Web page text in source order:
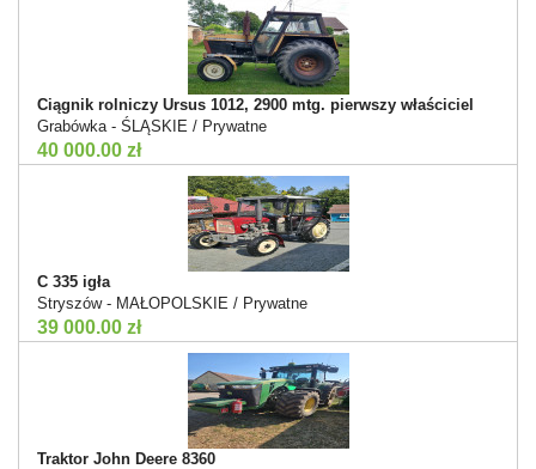
Ciągnik rolniczy Ursus 1012, 2900 mtg. pierwszy właściciel
Grabówka - ŚLĄSKIE / Prywatne
40 000.00 zł
C 335 igła
Stryszów - MAŁOPOLSKIE / Prywatne
39 000.00 zł
Traktor John Deere 8360